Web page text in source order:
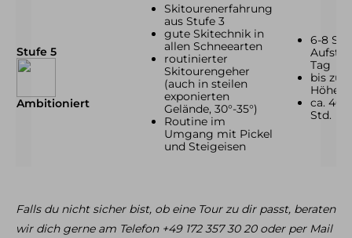
Stufe 5
Ambitioniert
Skitourenerfahrung
aus Stufe 3
gute Skitechnik in
allen Schneearten
routinierter
Skitourengeher
(auch in steilen
exponierten
Gelände, 30°-35°)
Routine im
Umgang mit Pickel
und Steigeisen
6-8 Std.
Tag
bis zu
ca.
Std.
Falls du nicht sicher bist, ob eine Tour zu dir passt, beraten
wir dich gerne am Telefon +49 172 357 30 20 oder per Mail